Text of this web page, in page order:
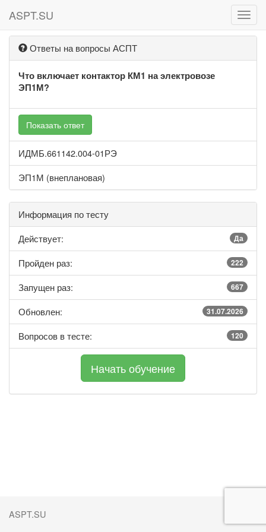
ASPT.SU
Ответы на вопросы АСПТ
Что включает контактор КМ1 на электровозе
ЭП1М?
Показать ответ
ИДМБ.661142.004-01РЭ
ЭП1М (внеплановая)
Информация по тесту
Действует:
Да
Пройден раз: 222
Запущен раз: 667
Обновлен: 31.07.2026
Вопросов в тесте: 120
ASPT.SU